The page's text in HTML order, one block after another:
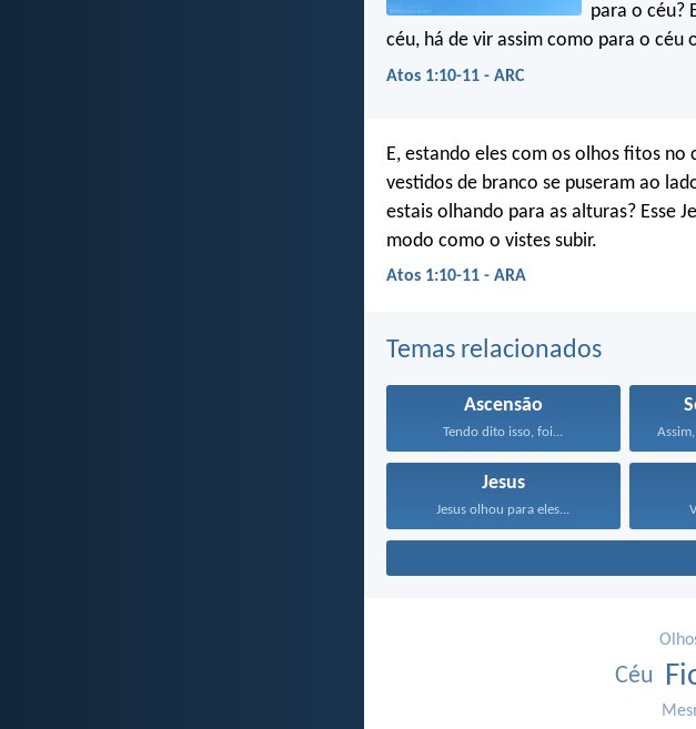
para o céu?
céu, há de vir assim como para o céu
Atos 1:10-11 - ARC
E, estando eles com os olhos fitos no
vestidos de branco se puseram ao
estais olhando para as alturas? Esse
modo como o vistes subir.
Atos 1:10-11 - ARA
Temas relacionados
Ascensão
Tendo dito isso, foi...
Jesus
Jesus olhou para eles...
Céu